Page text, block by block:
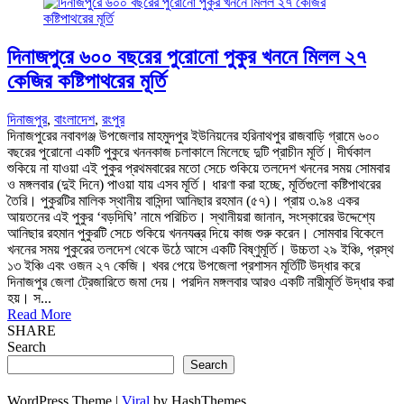
দিনাজপুরে ৬০০ বছরের পুরোনো পুকুর খননে মিলল ২৭
কেজির কষ্টিপাথরের মূর্তি
দিনাজপুর, বাংলাদেশ, রংপুর
দিনাজপুরের নবাবগঞ্জ উপজেলার মাহমুদপুর ইউনিয়নের হরিনাথপুর রাজবাড়ি গ্রামে ৬০০
বছরের পুরোনো একটি পুকুরে খননকাজ চলাকালে মিলেছে দুটি প্রাচীন মূর্তি। দীর্ঘকাল
শুকিয়ে না যাওয়া এই পুকুর প্রথমবারের মতো সেচে শুকিয়ে তলদেশ খননের সময় সোমবার
ও মঙ্গলবার (দুই দিনে) পাওয়া যায় এসব মূর্তি। ধারণা করা হচ্ছে, মূর্তিগুলো কষ্টিপাথরের
তৈরি। পুকুরটির মালিক স্থানীয় বাসিন্দা আনিছার রহমান (৫৭)। প্রায় ৩.৯৪ একর
আয়তনের এই পুকুর ‘বড়দিঘি’ নামে পরিচিত। স্থানীয়রা জানান, সংস্কারের উদ্দেশ্যে
আনিছার রহমান পুকুরটি সেচে শুকিয়ে খননযন্ত্র দিয়ে কাজ শুরু করেন। সোমবার বিকেলে
খননের সময় পুকুরের তলদেশ থেকে উঠে আসে একটি বিষ্ণুমূর্তি। উচ্চতা ২৯ ইঞ্চি, প্রস্থ
১৩ ইঞ্চি এবং ওজন ২৭ কেজি। খবর পেয়ে উপজেলা প্রশাসন মূর্তিটি উদ্ধার করে
দিনাজপুর জেলা ট্রেজারিতে জমা দেয়। পরদিন মঙ্গলবার আরও একটি নারীমূর্তি উদ্ধার করা
হয়। স...
Read More
SHARE
Search
Search
WordPress Theme | Viral by HashThemes